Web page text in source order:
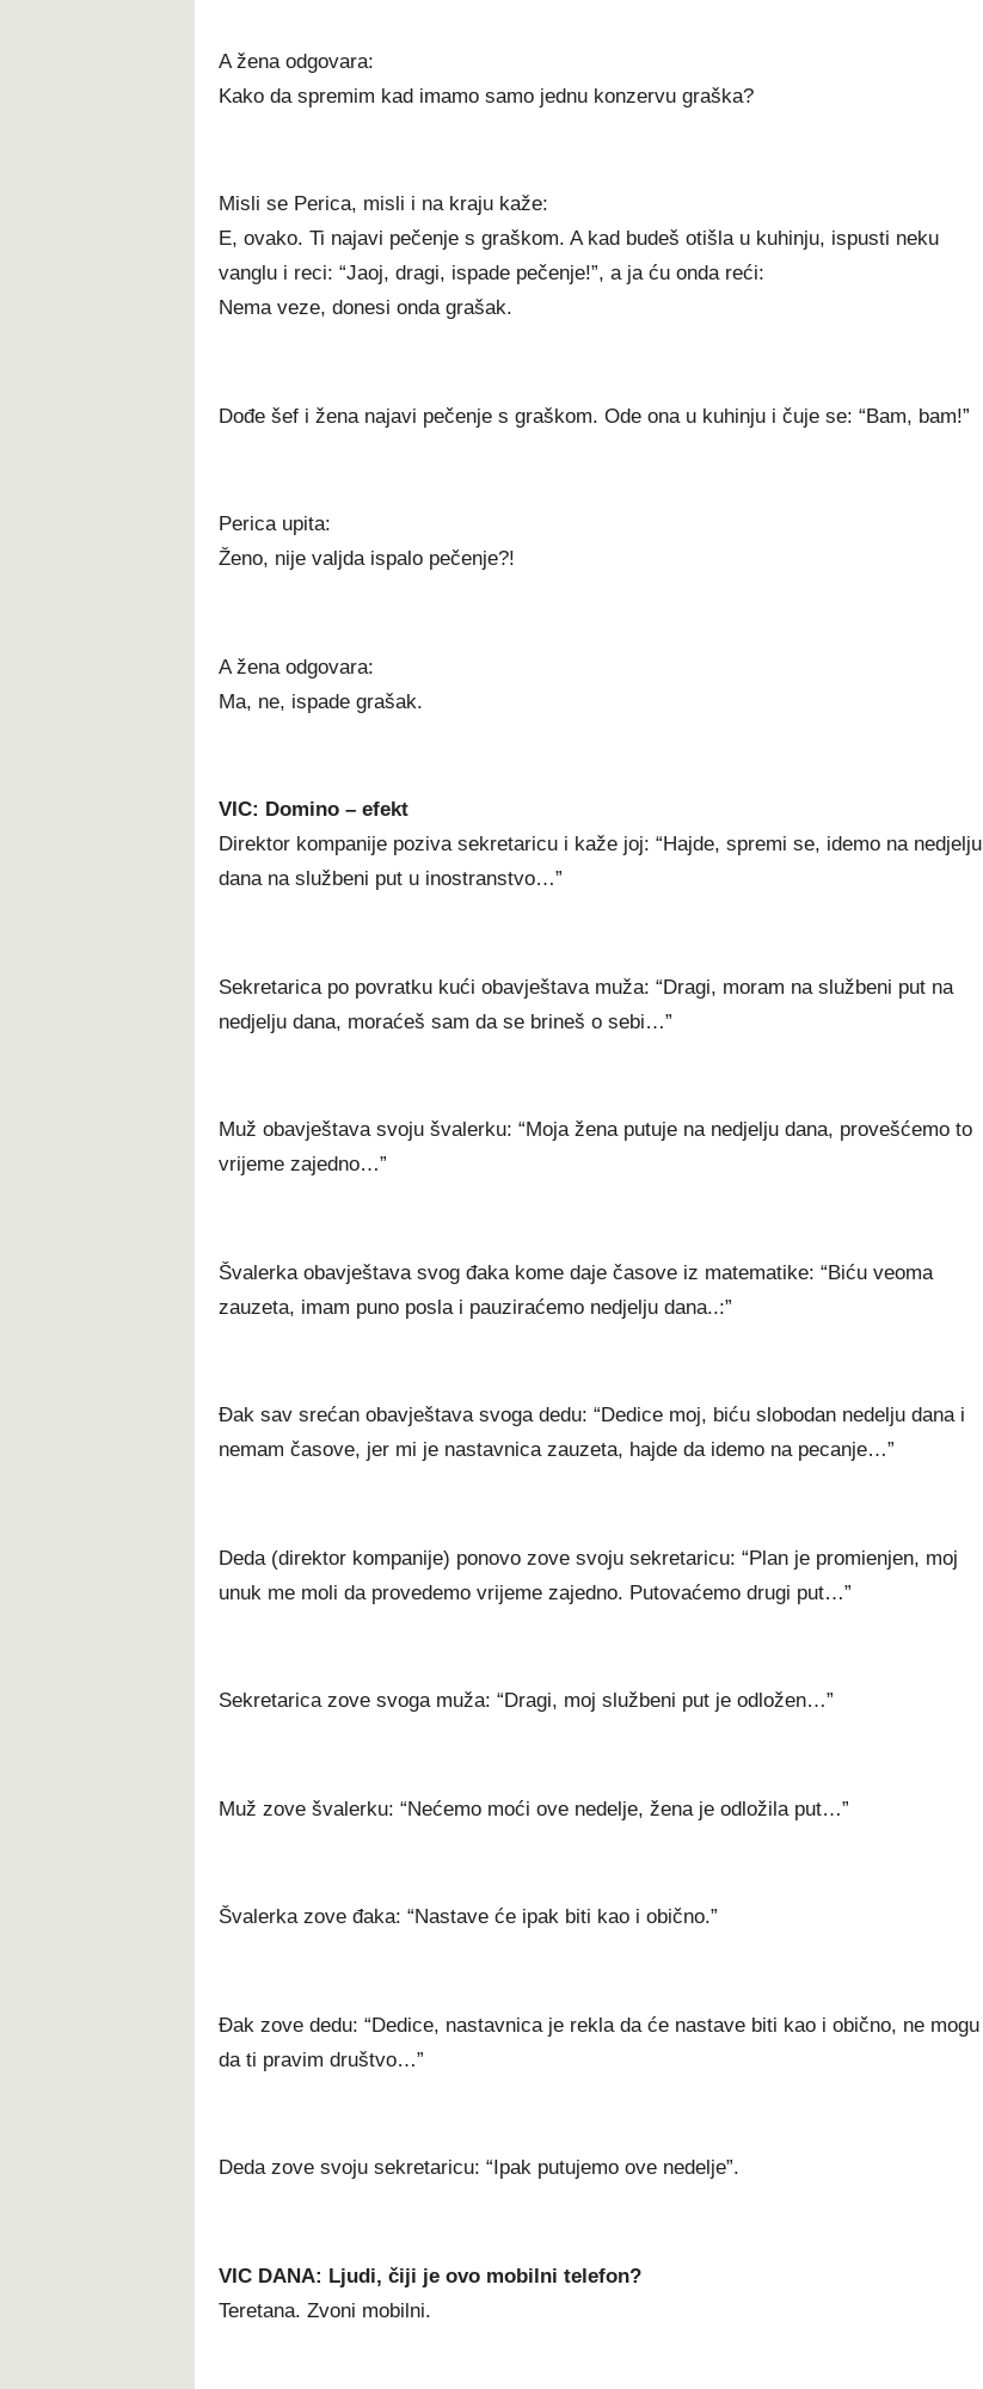
A žena odgovara:
Kako da spremim kad imamo samo jednu konzervu graška?
Misli se Perica, misli i na kraju kaže:
E, ovako. Ti najavi pečenje s graškom. A kad budeš otišla u kuhinju, ispusti neku
vanglu i reci: “Jaoj, dragi, ispade pečenje!”, a ja ću onda reći:
Nema veze, donesi onda grašak.
Dođe šef i žena najavi pečenje s graškom. Ode ona u kuhinju i čuje se: “Bam, bam!”
Perica upita:
Ženo, nije valjda ispalo pečenje?!
A žena odgovara:
Ma, ne, ispade grašak.
VIC: Domino – efekt
Direktor kompanije poziva sekretaricu i kaže joj: “Hajde, spremi se, idemo na nedjelju
dana na službeni put u inostranstvo…”
Sekretarica po povratku kući obavještava muža: “Dragi, moram na službeni put na
nedjelju dana, moraćeš sam da se brineš o sebi…”
Muž obavještava svoju švalerku: “Moja žena putuje na nedjelju dana, provešćemo to
vrijeme zajedno…”
Švalerka obavještava svog đaka kome daje časove iz matematike: “Biću veoma
zauzeta, imam puno posla i pauziraćemo nedjelju dana..:”
Đak sav srećan obavještava svoga dedu: “Dedice moj, biću slobodan nedelju dana i
nemam časove, jer mi je nastavnica zauzeta, hajde da idemo na pecanje…”
Deda (direktor kompanije) ponovo zove svoju sekretaricu: “Plan je promienjen, moj
unuk me moli da provedemo vrijeme zajedno. Putovaćemo drugi put…”
Sekretarica zove svoga muža: “Dragi, moj službeni put je odložen…”
Muž zove švalerku: “Nećemo moći ove nedelje, žena je odložila put…”
Švalerka zove đaka: “Nastave će ipak biti kao i obično.”
Đak zove dedu: “Dedice, nastavnica je rekla da će nastave biti kao i obično, ne mogu
da ti pravim društvo…”
Deda zove svoju sekretaricu: “Ipak putujemo ove nedelje”.
VIC DANA: Ljudi, čiji je ovo mobilni telefon?
Teretana. Zvoni mobilni.